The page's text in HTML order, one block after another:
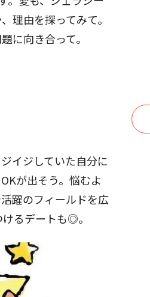
理由を探ってみて。
に向き合って。
イジしていた自分に
が出そう。悩むよ
躍のフィールドを広
るデートも◎。